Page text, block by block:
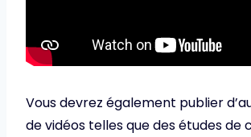
Vous devrez également publier
de vidéos telles que des études de